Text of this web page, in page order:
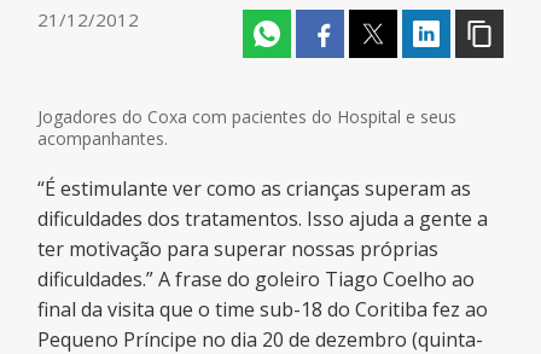
21/12/2012
Jogadores do Coxa com pacientes do Hospital e seus
acompanhantes.
“É estimulante ver como as crianças superam as
dificuldades dos tratamentos. Isso ajuda a gente a
ter motivação para superar nossas próprias
dificuldades.” A frase do goleiro Tiago Coelho ao
final da visita que o time sub-18 do Coritiba fez ao
Pequeno Príncipe no dia 20 de dezembro (quinta-